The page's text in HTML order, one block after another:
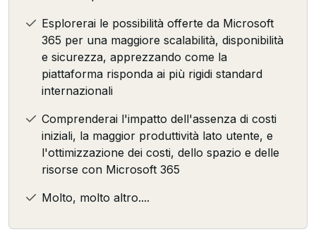
Esplorerai le possibilità offerte da Microsoft
365 per una maggiore scalabilità, disponibilità
e sicurezza, apprezzando come la
piattaforma risponda ai più rigidi standard
internazionali
Comprenderai l'impatto dell'assenza di costi
iniziali, la maggior produttività lato utente, e
l'ottimizzazione dei costi, dello spazio e delle
risorse con Microsoft 365
Molto, molto altro....